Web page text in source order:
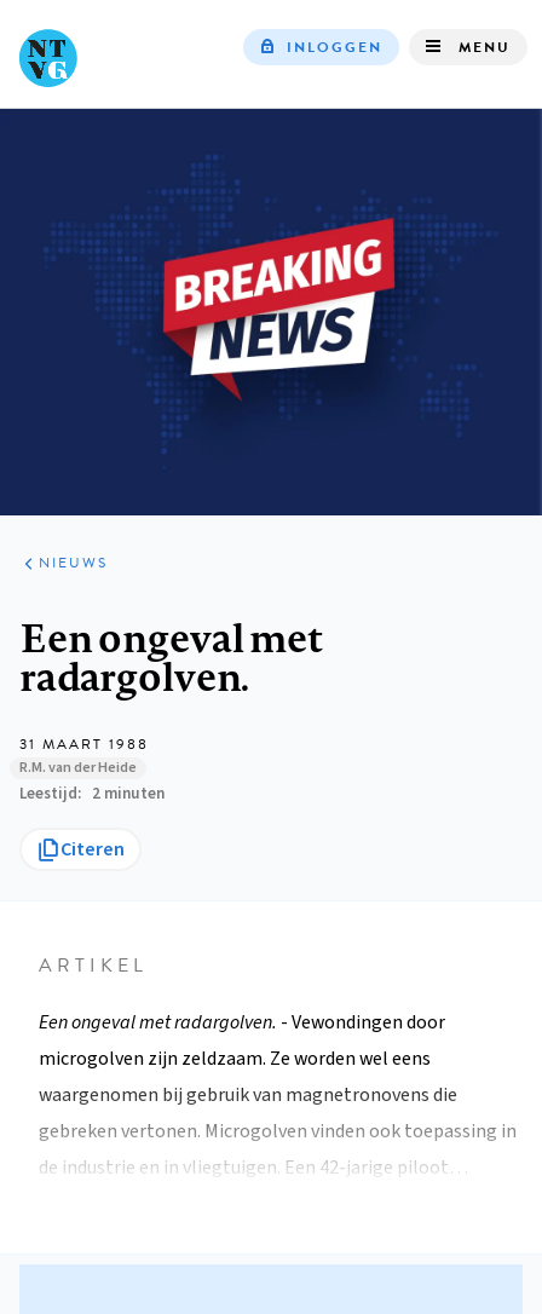
INLOGGEN MENU
ARTIKELEN
HET
KORT
NIEUWS
Een ongeval met
radargolven.
31 MAART 1988
R.M. van der Heide
Leestijd 2 minuten
Citeren
ARTIKEL
Een ongeval met radargolven. - Vewondingen door
microgolven zijn zeldzaam. Ze worden wel eens
waargenomen bij gebruik van magnetronovens die
gebreken vertonen. Microgolven vinden ook toepassing in
de industrie en in vliegtuigen. Een 42-jarige piloot…